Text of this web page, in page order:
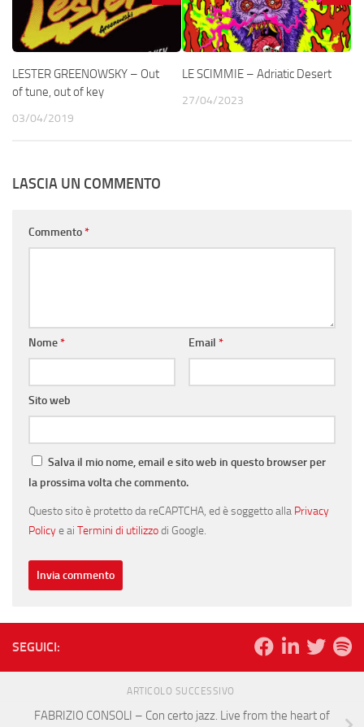
LESTER GREENOWSKY – Out
of tune, out of key
03/04/2019
LE SCIMMIE – Adriatic Desert
27/04/2023
LASCIA UN COMMENTO
Commento*
Nome* Email *
Sito web
Salva il mio nome, email e sito web in questo browser per
la prossima volta che commento.
Questo sito è protetto da reCAPTCHA, ed è soggetto alla Privacy
Policye ai Termini di utilizzodi Google.
SEGUICI:
ARTICOLO SUCCESSIVO
FABRIZIO CONSOLI – Con certo jazz. Live from the heart of